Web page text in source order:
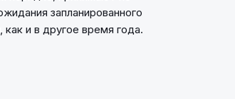
запланированного
и в другое время года.